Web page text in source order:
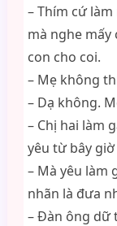
– Thím cứ
mà nghe mấy
con cho coi.
– Mẹ không
– Dạ không.
– Chị hai làm
yêu từ bây giờ
– Mà yêu làm
nhãn là đưa
– Đàn ông dữ